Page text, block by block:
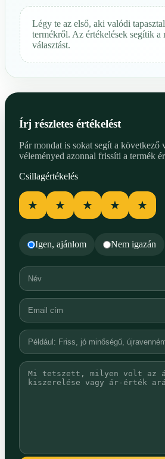
Légy te az első, aki valódi
termékről. Az értékelések segítik a
választást.
Írj részletes értékelést
Pár mondat is sokat segít a következő
véleményed azonnal frissíti a termék
Csillagértékelés
★ ★ ★ ★ ★
Igen, ajánlom Nem igazán